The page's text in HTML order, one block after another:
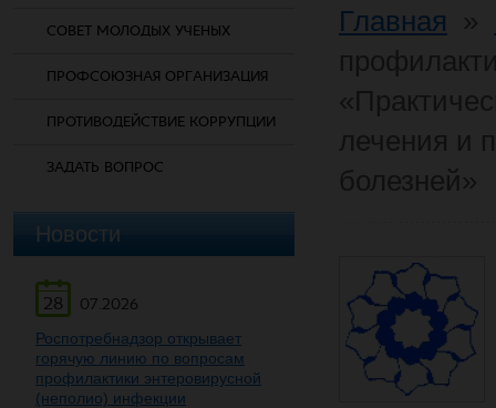
СОВЕТ МОЛОДЫХ УЧЕНЫХ
ПРОФСОЮЗНАЯ ОРГАНИЗАЦИЯ
ПРОТИВОДЕЙСТВИЕ КОРРУПЦИИ
ЗАДАТЬ ВОПРОС
Новости
28
07.2026
Роспотребнадзор открывает
горячую линию по вопросам
профилактики энтеровирусной
(неполио) инфекции
Главная